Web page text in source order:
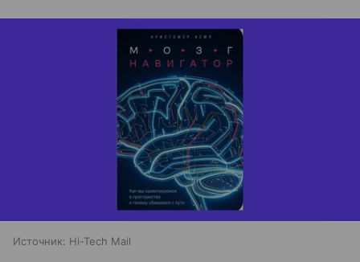
Источник: Hi-Tech Mail